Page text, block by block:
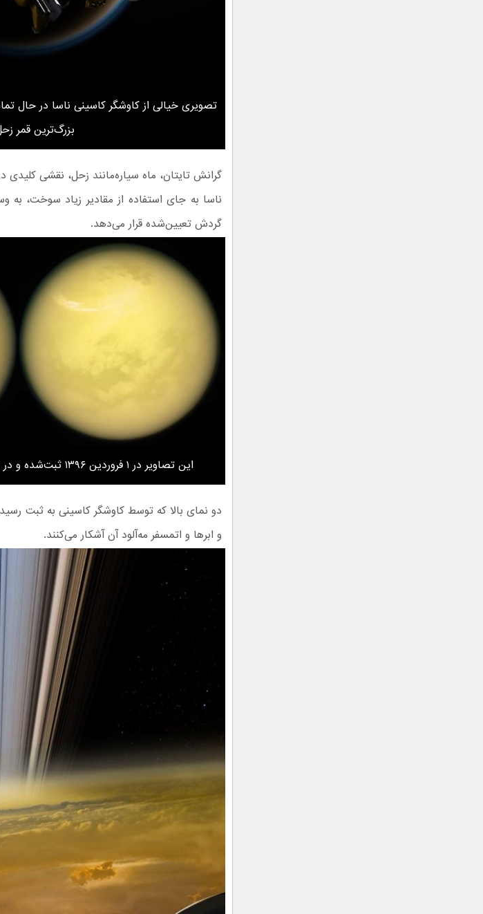
تصویری خیالی از کاوشگر کاسینی ناسا در حال
بزرگ‌ترین قمر
گرانش تایتان، ماه سیاره‌مانند زحل، نقشی
ناسا به جای استفاده از مقادیر زیاد سوخت، به
گردش تعیین‌شده قرار می‌دهد.
این تصاویر در ۱ فروردین ۱۳۹۶ ثبت‌شده و در ۱۹ ام مرداد توسط ناسا منتشر شدند.
دو نمای بالا که توسط کاوشگر کاسینی به ثبت
و ابرها و اتمسفر مه‌آلود آن آشکار می‌کنند.